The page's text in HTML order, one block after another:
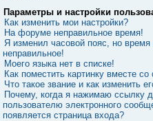
Параметры и настройки
Как изменить мои настройки?
На форуме неправильное время!
Я изменил часовой пояс, но время
неправильное!
Моего языка нет в списке!
Как поместить картинку вместе
Что такое звание и как изменить
Почему, когда я нажимаю ссылку
пользователю электронного
появляется страница входа?